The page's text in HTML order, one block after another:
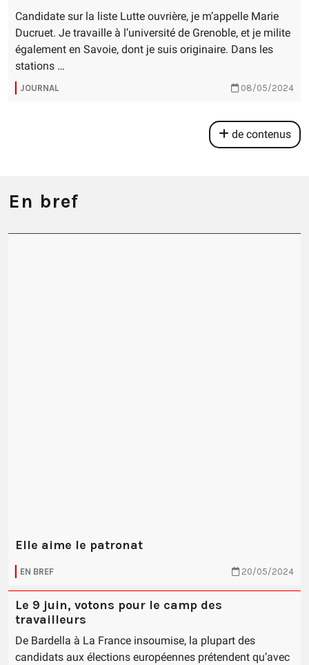
Candidate sur la liste Lutte ouvrière, je m’appelle Marie
Ducruet. Je travaille à l’université de Grenoble, et je milite
également en Savoie, dont je suis originaire. Dans les
stations …
JOURNAL 08/05/2024
de contenus
En bref
Elle aime le patronat
EN BREF 20/05/2024
Le 9 juin, votons pour le camp des
travailleurs
De Bardella à La France insoumise, la plupart des
candidats aux élections européennes prétendent qu’avec